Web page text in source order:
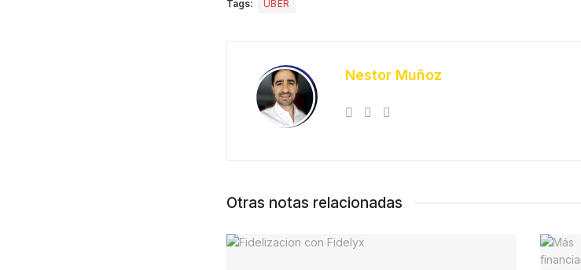
Tags: UBER
Nestor Muñoz
Otras notas relacionadas